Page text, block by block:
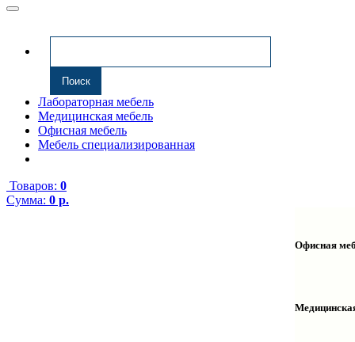
Лабораторная мебель
Медицинская мебель
Офисная мебель
Мебель специализированная
Товаров: 0
Сумма: 0 р.
Офисная